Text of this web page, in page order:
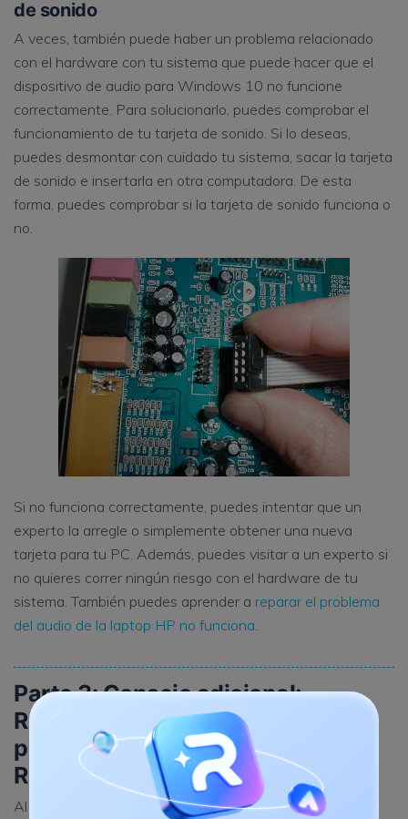
de sonido
A veces, también puede haber un problema relacionado
con el hardware con tu sistema que puede hacer que el
dispositivo de audio para Windows 10 no funcione
correctamente. Para solucionarlo, puedes comprobar el
funcionamiento de tu tarjeta de sonido. Si lo deseas,
puedes desmontar con cuidado tu sistema, sacar la tarjeta
de sonido e insertarla en otra computadora. De esta
forma, puedes comprobar si la tarjeta de sonido funciona o
no.
Si no funciona correctamente, puedes intentar que un
experto la arregle o simplemente obtener una nueva
tarjeta para tu PC. Además, puedes visitar a un experto si
no quieres correr ningún riesgo con el hardware de tu
sistema. También puedes aprender a reparar el problema
del audio de la laptop HP no funciona.
Parte 3: Consejo adicional:
Recuperar archivos de audio
perdidos de la computadora con
Recoverit
Al corregir el error del dispositivo de audio de alta